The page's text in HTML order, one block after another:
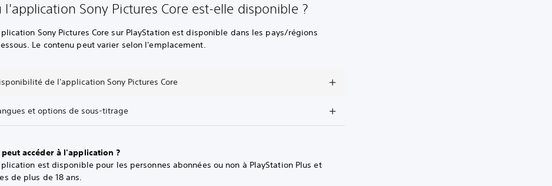
l'application Sony Pictures Core est-elle disponible ?
Sony Pictures Core sur PlayStation est disponible dans les pays/régions
Le contenu peut varier selon l'emplacement.
de l'application Sony Pictures Core
et options de sous-titrage
accéder à l'application ?
est disponible pour les personnes abonnées ou non à PlayStation Plus et
de plus de 18 ans.